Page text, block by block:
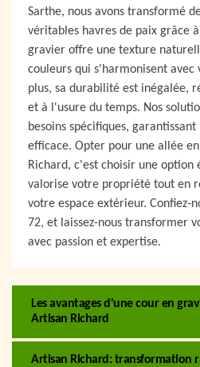
Sarthe, nous avons transformé
véritables havres de paix grâce
gravier offre une texture
couleurs qui s'harmonisent
plus, sa durabilité est inégalée,
et à l'usure du temps. Nos
besoins spécifiques,
efficace. Opter pour une allée
Richard, c'est choisir une option
valorise votre propriété tout en
votre espace extérieur. Confiez-
72, et laissez-nous transformer
avec passion et expertise.
Les avantages d'une cour en
Artisan Richard
Artisan Richard: transformation